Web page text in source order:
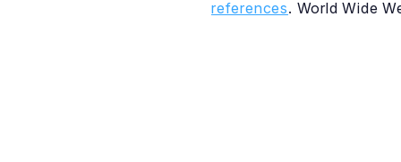
references. World Wide